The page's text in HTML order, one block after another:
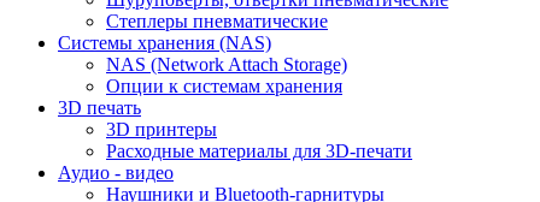
Степлеры пневматические
Cистемы хранения (NAS)
NAS (Network Attach Storage)
Опции к системам хранения
3D печать
3D принтеры
Расходные материалы для 3D-печати
Аудио - видео
Наушники и Bluetooth-гарнитуры